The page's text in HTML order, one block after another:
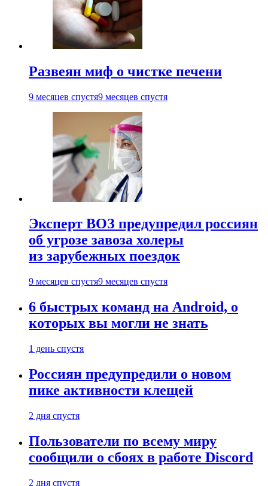
Развеян миф о чистке печени
9 месяцев спустя9 месяцев спустя
Эксперт ВОЗ предупредил россиян
об угрозе завоза холеры
из зарубежных поездок
9 месяцев спустя9 месяцев спустя
6 быстрых команд на Android, о
которых вы могли не знать
1 день спустя
Россиян предупредили о новом
пике активности клещей
2 дня спустя
Пользователи по всему миру
сообщили о сбоях в работе Discord
2 дня спустя